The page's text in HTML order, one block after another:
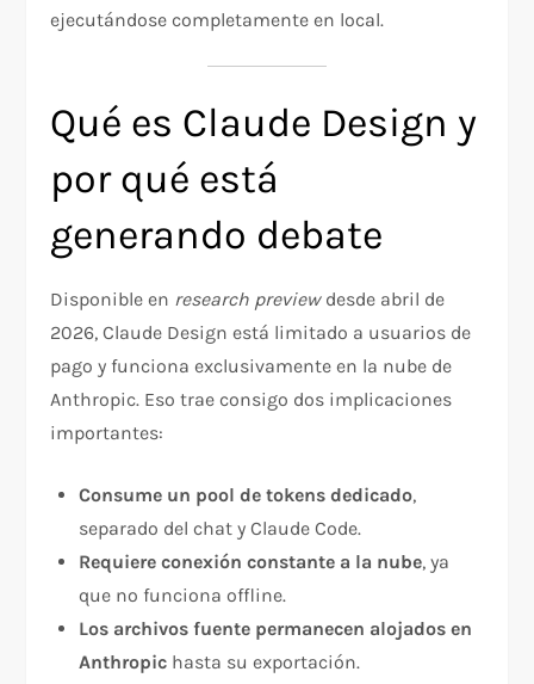
ejecutándose completamente en local.
Qué es Claude Design y
por qué está
generando debate
Disponible en research previewdesde abril de
2026, Claude Design está limitado a usuarios de
pago y funciona exclusivamente en la nube de
Anthropic. Eso trae consigo dos implicaciones
importantes:
Consume un pool de tokens dedicado,
separado del chat y Claude Code.
Requiere conexión constante a la nube, ya
que no funciona offline.
Los archivos fuente permanecen alojados en
Anthropic hasta su exportación.